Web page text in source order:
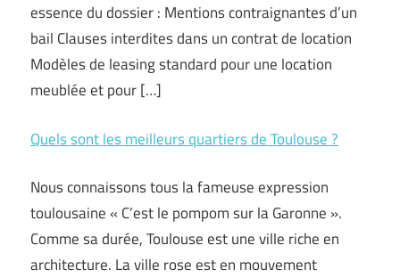
essence du dossier : Mentions contraignantes d’un
bail Clauses interdites dans un contrat de location
Modèles de leasing standard pour une location
meublée et pour […]
Quels sont les meilleurs quartiers de Toulouse ?
Nous connaissons tous la fameuse expression
toulousaine « C’est le pompom sur la Garonne ».
Comme sa durée, Toulouse est une ville riche en
architecture. La ville rose est en mouvement